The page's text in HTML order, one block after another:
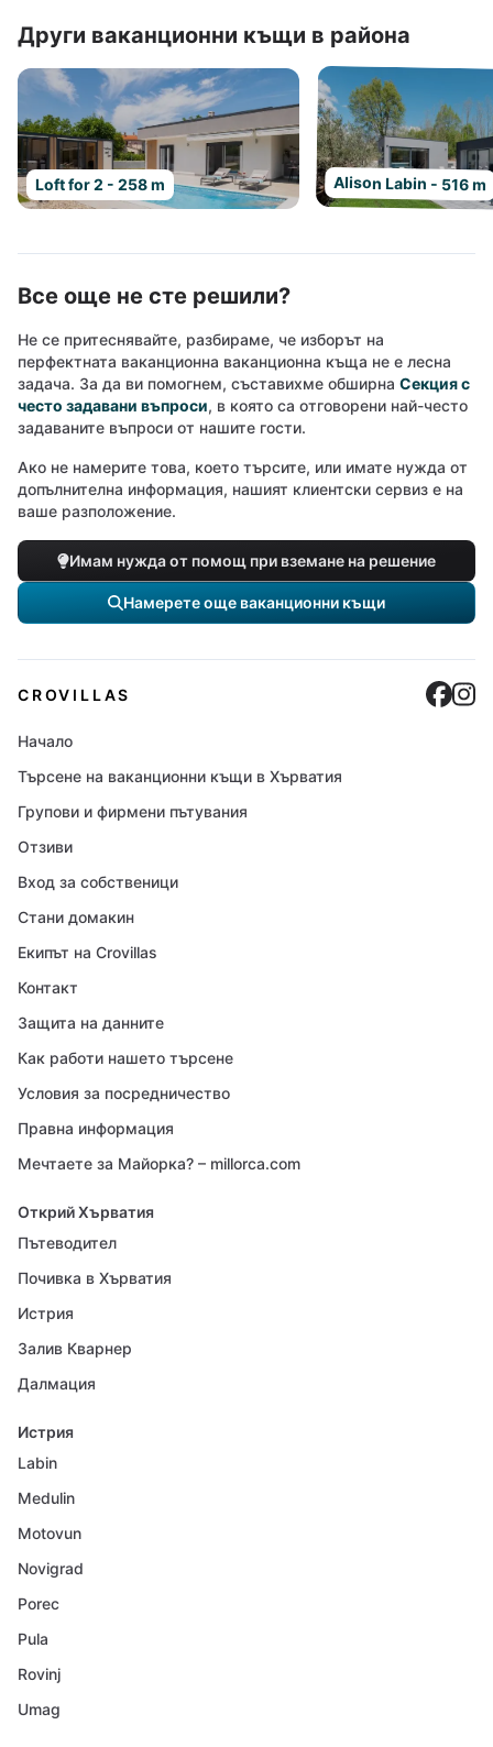
Други ваканционни къщи в района
Loft for 2 - 258 m Alison Labin - 516 m
Все още не сте решили?
Не се притеснявайте, разбираме, че изборът на
перфектната ваканционна ваканционна къща не е лесна
задача. За да ви помогнем, съставихме обширна Секция с
често задавани въпроси, в която са отговорени най-често
задаваните въпроси от нашите гости.
Ако не намерите това, което търсите, или имате нужда от
допълнителна информация, нашият клиентски сервиз е на
ваше разположение.
Имам нужда от помощ при вземане на решение
Намерете още ваканционни къщи
CROVILLAS
Начало
Търсене на ваканционни къщи в Хърватия
Групови и фирмени пътувания
Отзиви
Вход за собственици
Стани домакин
Екипът на Crovillas
Контакт
Защита на данните
Как работи нашето търсене
Условия за посредничество
Правна информация
Мечтаете за Майорка? – millorca.com
Открий Хърватия
Пътеводител
Почивка в Хърватия
Истрия
Залив Кварнер
Далмация
Истрия
Labin
Medulin
Motovun
Novigrad
Porec
Pula
Rovinj
Umag